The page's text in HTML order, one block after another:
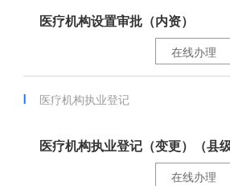
医疗机构设置审批（内资）
在线办理
医疗机构执业登记
医疗机构执业登记（变更）（县
在线办理